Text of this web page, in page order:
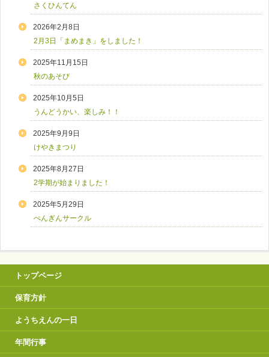
さくひんてん
2026年2月8日
2月3日「まめまき」をしました！
2025年11月15日
秋のあそび
2025年10月5日
うんどうかい、楽しみ！！
2025年9月9日
けやきまつり
2025年8月27日
2学期が始まりました！
2025年5月29日
ぺんぎんサークル
トップページ
保育方針
ようちえんの一日
年間行事